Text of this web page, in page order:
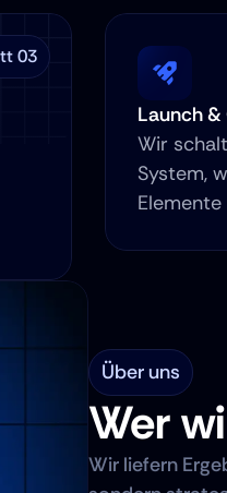
03
Launch
Wir
System,
Über uns
Wer
Wir liefern